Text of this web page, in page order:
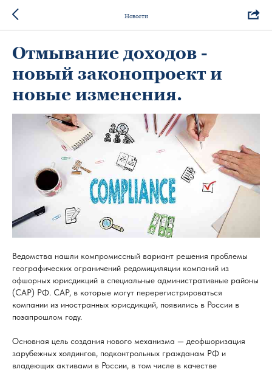
Новости
Отмывание доходов -
новый законопроект и
новые изменения.
Ведомства нашли компромиссный вариант решения проблемы
географических ограничений редомициляции компаний из
офшорных юрисдикций в специальные административные районы
(САР) РФ. САР, в которые могут перерегистрироваться
компании из иностранных юрисдикций, появились в России в
позапрошлом году.
Основная цель создания нового механизма — деофшоризация
зарубежных холдингов, подконтрольных гражданам РФ и
владеющих активами в России, в том числе в качестве